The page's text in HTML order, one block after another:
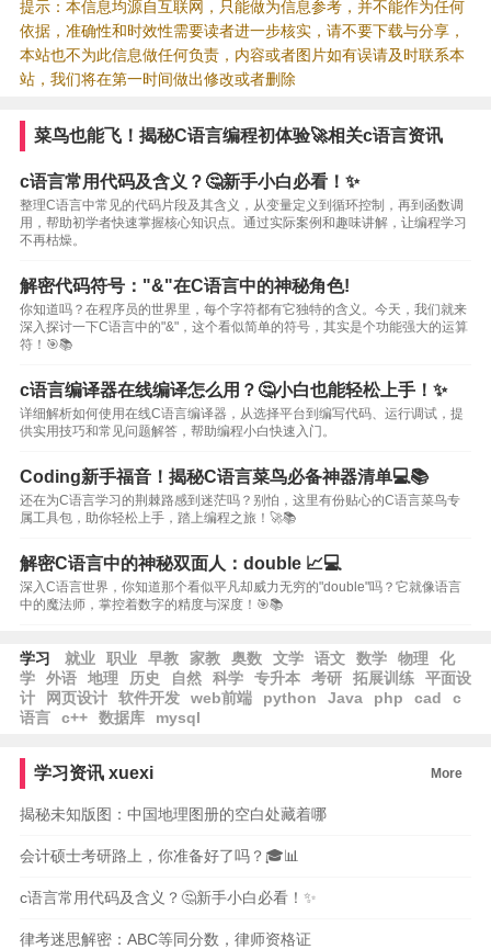
提示：本信息均源自互联网，只能做为信息参考，并不能作为任何
依据，准确性和时效性需要读者进一步核实，请不要下载与分享，
本站也不为此信息做任何负责，内容或者图片如有误请及时联系本
站，我们将在第一时间做出修改或者删除
菜鸟也能飞！揭秘C语言编程初体验🚀相关c语言资讯
c语言常用代码及含义？🤔新手小白必看！✨
整理C语言中常见的代码片段及其含义，从变量定义到循环控制，再到函数调
用，帮助初学者快速掌握核心知识点。通过实际案例和趣味讲解，让编程学习
不再枯燥。
解密代码符号："&"在C语言中的神秘角色!
你知道吗？在程序员的世界里，每个字符都有它独特的含义。今天，我们就来
深入探讨一下C语言中的"&"，这个看似简单的符号，其实是个功能强大的运算
符！🎯📚
c语言编译器在线编译怎么用？🤔小白也能轻松上手！✨
详细解析如何使用在线C语言编译器，从选择平台到编写代码、运行调试，提
供实用技巧和常见问题解答，帮助编程小白快速入门。
Coding新手福音！揭秘C语言菜鸟必备神器清单💻📚
还在为C语言学习的荆棘路感到迷茫吗？别怕，这里有份贴心的C语言菜鸟专
属工具包，助你轻松上手，踏上编程之旅！🚀📚
解密C语言中的神秘双面人：double 📈💻
深入C语言世界，你知道那个看似平凡却威力无穷的"double"吗？它就像语言
中的魔法师，掌控着数字的精度与深度！🎯📚
学习 就业 职业 早教 家教 奥数 文学 语文 数学 物理
化
学
外语 地理 历史 自然 科学 专升本 考研 拓展训练
平面设
计
网页设计 软件开发 web前端 python Java php cad
c
语言
c++ 数据库 mysql
学习资讯 xuexi More
揭秘未知版图：中国地理图册的空白处藏着哪
会计硕士考研路上，你准备好了吗？🎓📊
c语言常用代码及含义？🤔新手小白必看！✨
律考迷思解密：ABC等同分数，律师资格证